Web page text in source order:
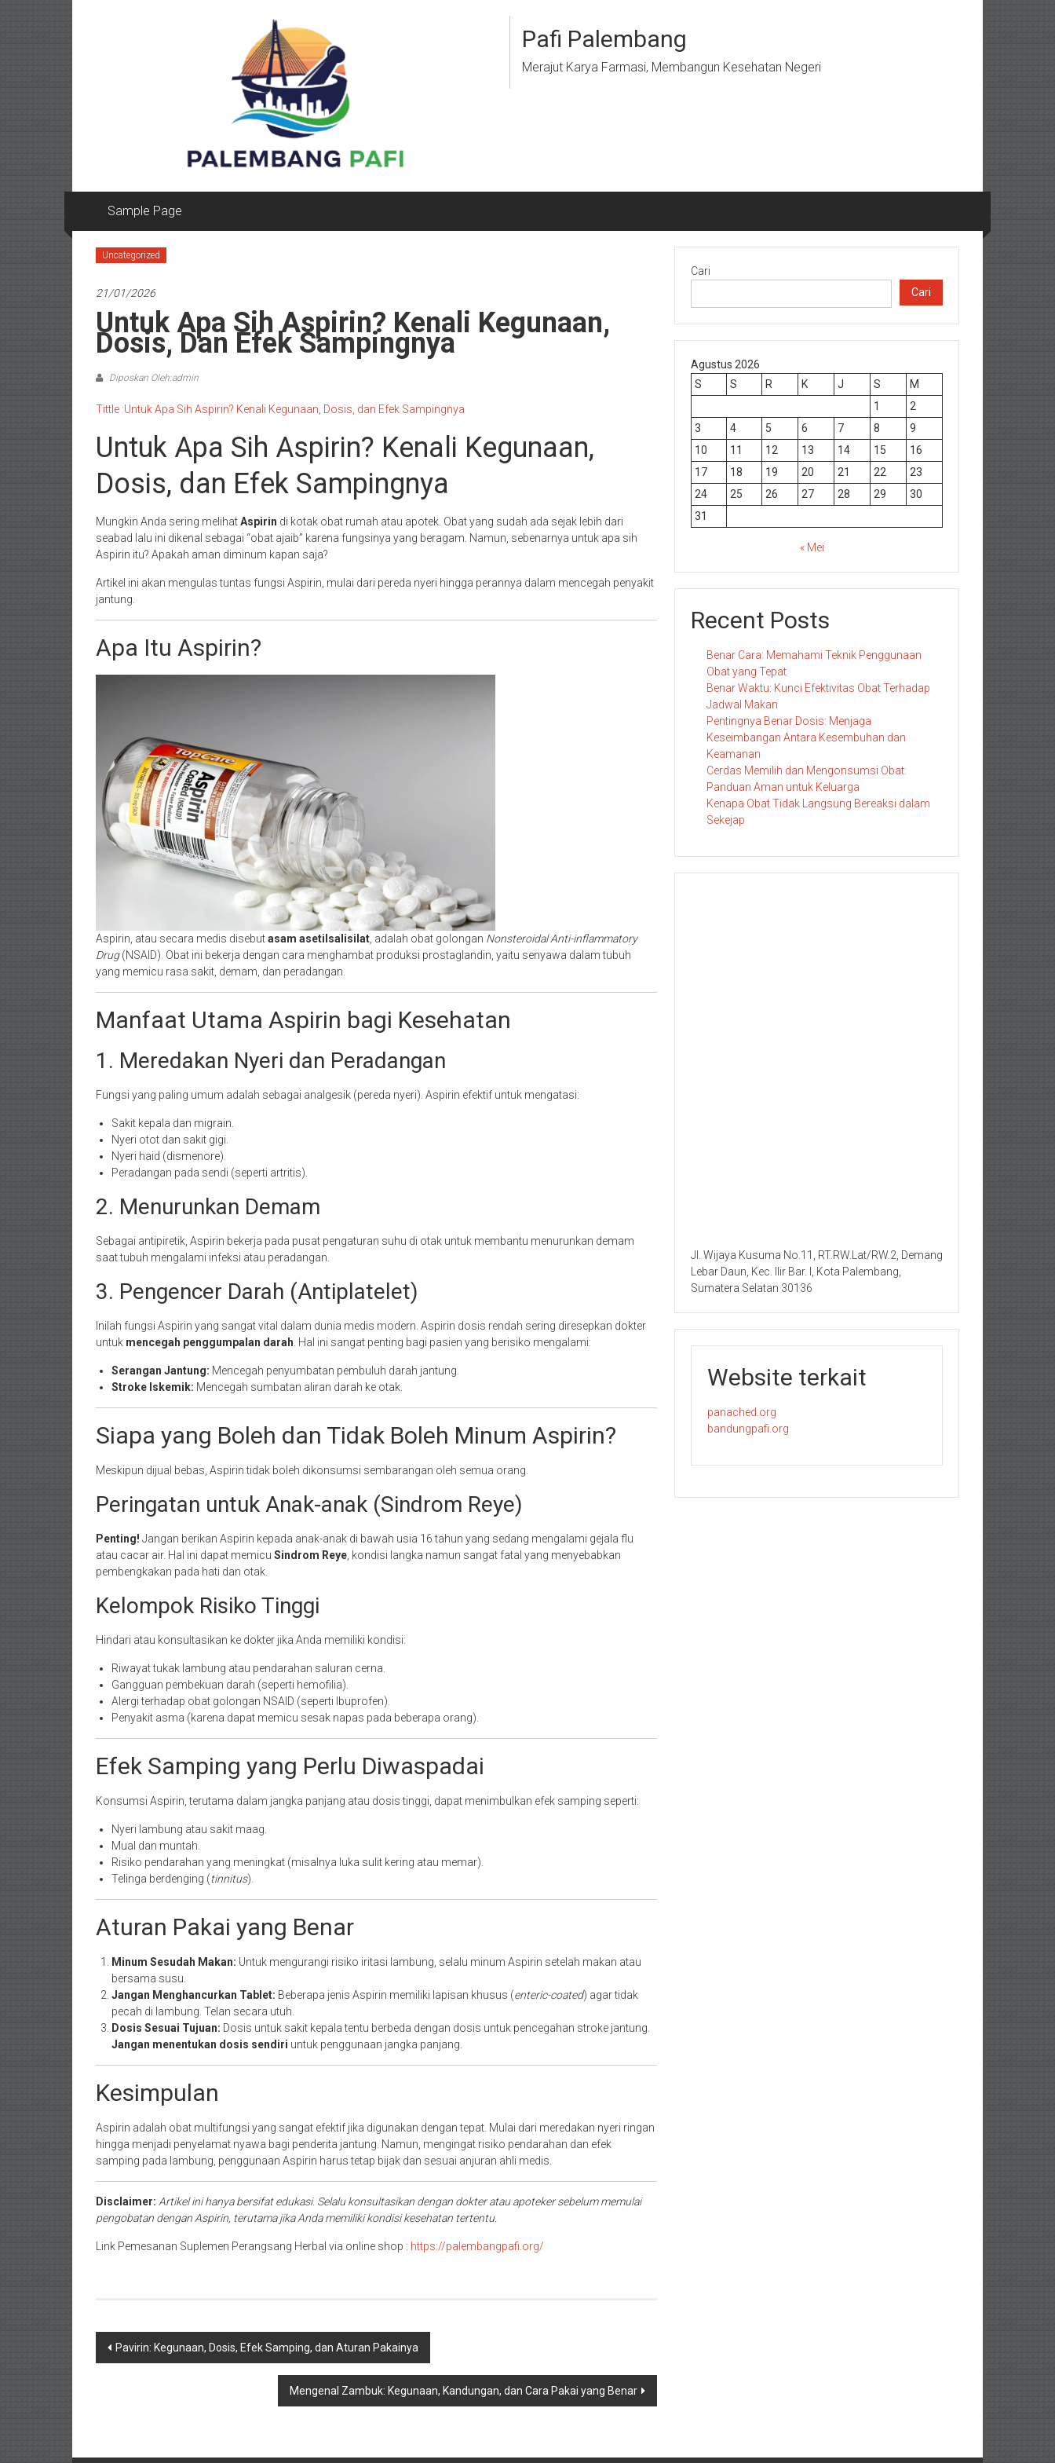
Pafi Palembang
Merajut Karya Farmasi, Membangun Kesehatan Negeri
Sample Page
Uncategorized
21/01/2026
Untuk Apa Sih Aspirin? Kenali Kegunaan,
Dosis, Dan Efek Sampingnya
Diposkan Oleh:admin
Tittle :Untuk Apa Sih Aspirin? Kenali Kegunaan, Dosis, dan Efek Sampingnya
Untuk Apa Sih Aspirin? Kenali Kegunaan,
Dosis, dan Efek Sampingnya
Mungkin Anda sering melihatAspirin di kotak obat rumah atau apotek. Obat yang sudah ada sejak lebih dari
seabad lalu ini dikenal sebagai “obat ajaib” karena fungsinya yang beragam. Namun, sebenarnya untuk apa sih
Aspirin itu? Apakah aman diminum kapan saja?
Artikel ini akan mengulas tuntas fungsi Aspirin, mulai dari pereda nyeri hingga perannya dalam mencegah penyakit
jantung.
Apa Itu Aspirin?
Aspirin, atau secara medis disebutasam asetilsalisilat , adalah obat golongan Nonsteroidal Anti-inflammatory
Drug(NSAID). Obat ini bekerja dengan cara menghambat produksi prostaglandin, yaitu senyawa dalam tubuh
yang memicu rasa sakit, demam, dan peradangan.
Manfaat Utama Aspirin bagi Kesehatan
1. Meredakan Nyeri dan Peradangan
Fungsi yang paling umum adalah sebagai analgesik (pereda nyeri). Aspirin efektif untuk mengatasi:
Sakit kepala dan migrain.
Nyeri otot dan sakit gigi.
Nyeri haid (dismenore).
Peradangan pada sendi (seperti artritis).
2. Menurunkan Demam
Sebagai antipiretik, Aspirin bekerja pada pusat pengaturan suhu di otak untuk membantu menurunkan demam
saat tubuh mengalami infeksi atau peradangan.
3. Pengencer Darah (Antiplatelet)
Inilah fungsi Aspirin yang sangat vital dalam dunia medis modern. Aspirin dosis rendah sering diresepkan dokter
untuk mencegah penggumpalan darah . Hal ini sangat penting bagi pasien yang berisiko mengalami:
Serangan Jantung: Mencegah penyumbatan pembuluh darah jantung.
Stroke Iskemik: Mencegah sumbatan aliran darah ke otak.
Siapa yang Boleh dan Tidak Boleh Minum Aspirin?
Meskipun dijual bebas, Aspirin tidak boleh dikonsumsi sembarangan oleh semua orang.
Peringatan untuk Anak-anak (Sindrom Reye)
Penting! Jangan berikan Aspirin kepada anak-anak di bawah usia 16 tahun yang sedang mengalami gejala flu
atau cacar air. Hal ini dapat memicu Sindrom Reye , kondisi langka namun sangat fatal yang menyebabkan
pembengkakan pada hati dan otak.
Kelompok Risiko Tinggi
Hindari atau konsultasikan ke dokter jika Anda memiliki kondisi:
Riwayat tukak lambung atau pendarahan saluran cerna.
Gangguan pembekuan darah (seperti hemofilia).
Alergi terhadap obat golongan NSAID (seperti Ibuprofen).
Penyakit asma (karena dapat memicu sesak napas pada beberapa orang).
Efek Samping yang Perlu Diwaspadai
Konsumsi Aspirin, terutama dalam jangka panjang atau dosis tinggi, dapat menimbulkan efek samping seperti:
Nyeri lambung atau sakit maag.
Mual dan muntah.
Risiko pendarahan yang meningkat (misalnya luka sulit kering atau memar).
Telinga berdenging (tinnitus).
Aturan Pakai yang Benar
Minum Sesudah Makan: Untuk mengurangi risiko iritasi lambung, selalu minum Aspirin setelah makan atau
bersama susu.
Jangan Menghancurkan Tablet: Beberapa jenis Aspirin memiliki lapisan khusus (enteric-coated) agar tidak
pecah di lambung. Telan secara utuh.
Dosis Sesuai Tujuan: Dosis untuk sakit kepala tentu berbeda dengan dosis untuk pencegahan stroke jantung.
Jangan menentukan dosis sendiri untuk penggunaan jangka panjang.
Kesimpulan
Aspirin adalah obat multifungsi yang sangat efektif jika digunakan dengan tepat. Mulai dari meredakan nyeri ringan
hingga menjadi penyelamat nyawa bagi penderita jantung. Namun, mengingat risiko pendarahan dan efek
samping pada lambung, penggunaan Aspirin harus tetap bijak dan sesuai anjuran ahli medis.
Disclaimer: Artikel ini hanya bersifat edukasi. Selalu konsultasikan dengan dokter atau apoteker sebelum memulai
pengobatan dengan Aspirin, terutama jika Anda memiliki kondisi kesehatan tertentu.
Link Pemesanan Suplemen Perangsang Herbal via online shop : https://palembangpafi.org/
Navigasi
Pavirin: Kegunaan, Dosis, Efek Samping, dan Aturan Pakainya
Mengenal Zambuk: Kegunaan, Kandungan, dan Cara Pakai yang Benar
Cari
Cari
Agustus 2026
S
S R K J S
M
1
2
3
4 5 6 7 8
9
10
11 12 13 14 15
16
17
18 19 20 21 22
23
24
25 26 27 28 29
30
31
« Mei
Recent Posts
Benar Cara: Memahami Teknik Penggunaan
Obat yang Tepat
Benar Waktu: Kunci Efektivitas Obat Terhadap
Jadwal Makan
Pentingnya Benar Dosis: Menjaga
Keseimbangan Antara Kesembuhan dan
Keamanan
Cerdas Memilih dan Mengonsumsi Obat:
Panduan Aman untuk Keluarga
Kenapa Obat Tidak Langsung Bereaksi dalam
Sekejap
Jl. Wijaya Kusuma No.11, RT.RW.Lat/RW.2, Demang
Lebar Daun, Kec. Ilir Bar. I, Kota Palembang,
Sumatera Selatan 30136
Website terkait
panached.org
bandungpafi.org